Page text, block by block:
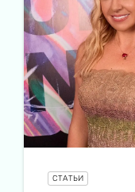
СТАТЬИ